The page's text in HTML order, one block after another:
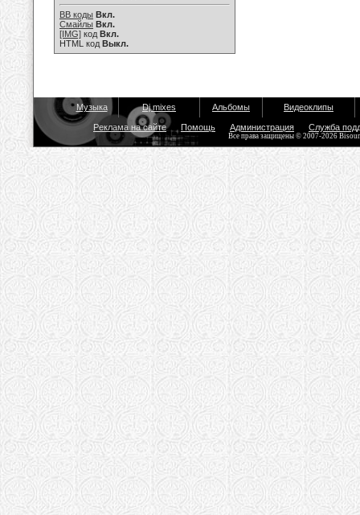
BB коды Вкл.
Смайлы Вкл.
[IMG] код Вкл.
HTML код Выкл.
Музыка Dj mixes Альбомы Видеоклипы
Реклама на сайте Помощь Администрация Служба
Все права защищены © 2007-2026